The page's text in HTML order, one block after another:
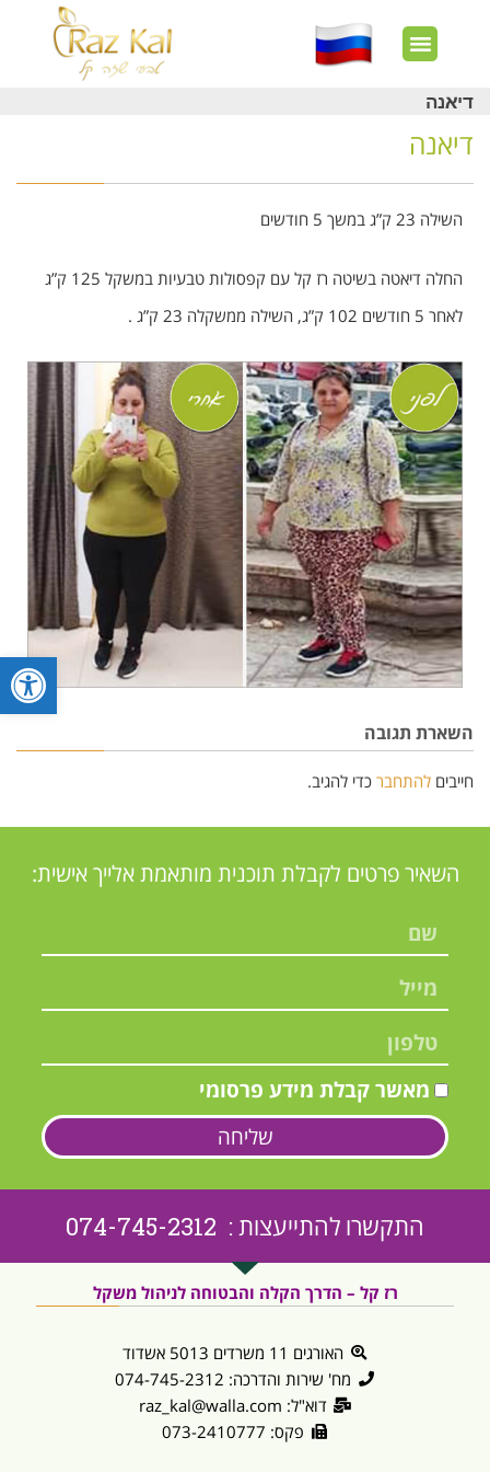
דיאנה
דיאנה
השילה 23 ק”ג במשך 5 חודשים
החלה דיאטה בשיטה רז קל עם קפסולות טבעיות במשקל 125 ק”ג
לאחר 5 חודשים 102 ק”ג, השילה ממשקלה 23 ק”ג .
השארת תגובה
חייבים להתחבר כדי להגיב.
השאיר פרטים לקבלת תוכנית מותאמת אלייך אישית:
מאשר קבלת מידע פרסומי
שליחה
התקשרו להתייעצות : 074-745-2312
רז קל – הדרך הקלה והבטוחה לניהול משקל
האורגים 11 משרדים 5013 אשדוד
מח' שירות והדרכה: 074-745-2312
דוא"ל: raz_kal@walla.com
פקס: 073-2410777
פתח